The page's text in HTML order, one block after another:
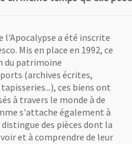
l'Apocalypse a été inscrite
Mis en place en 1992, ce
du patrimoine
(archives écrites,
ces biens ont
à travers le monde à de
s'attache également à
des pièces dont la
et à comprendre de leur